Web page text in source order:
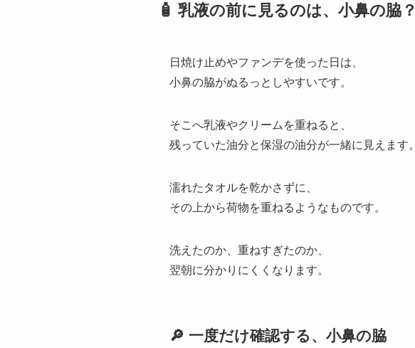
🧴 乳液の前に見るのは、小鼻の脇？
日焼け止めやファンデを使った日は、
小鼻の脇がぬるっとしやすいです。
そこへ乳液やクリームを重ねると、
残っていた油分と保湿の油分が一緒に見えます。
濡れたタオルを乾かさずに、
その上から荷物を重ねるようなものです。
洗えたのか、重ねすぎたのか、
翌朝に分かりにくくなります。
🔎 一度だけ確認する、小鼻の脇